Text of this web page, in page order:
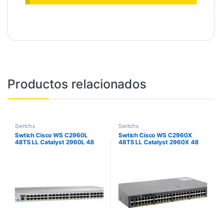
Productos relacionados
Switchs
Swtich Cisco WS C2960L
48TS LL Catalyst 2960L 48
Switchs
Swtich Cisco WS C2960X
48TS LL Catalyst 2960X 48